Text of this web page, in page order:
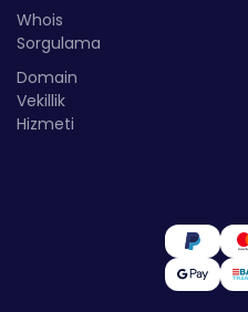
Whois
Sorgulama
Domain
Vekillik
Hizmeti